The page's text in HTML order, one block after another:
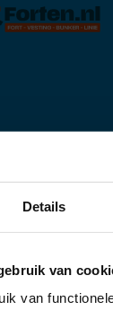
Details
van
van
Openlucht